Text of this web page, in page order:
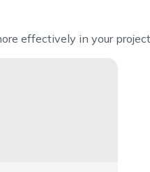
effectively in your